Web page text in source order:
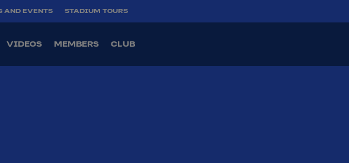
AND EVENTS STADIUM TOURS
VIDEOS MEMBERS CLUB